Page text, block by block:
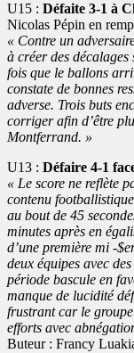
U15 : Défaite 3-1 à
Nicolas Pépin en
« Contre un
à créer des
fois que le ballons
constate de bonnes
adverse. Trois buts
corriger afin d’être
Montferrand. »
U13 : Défaire 4-1
« Le score ne reflète
contenu
au bout de 45
minutes après en
d’une première mi -
deux équipes avec
période bascule en
manque de lucidité
frustrant car le
efforts avec
Buteur : Francy